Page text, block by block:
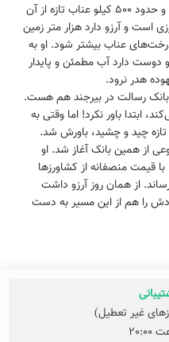
امسال دومین سال برداشت این باغ بود و حدود ۵۰۰ کیلو عناب تازه از آن
و آرزو دارد هزار متر زمین
عناب بیشتر شود. او به
دارد آب مطمئن و پایدار
هدر نرود.
بانک رسالت در بیرجند هم هست.
ابتدا باور نکرد! اما وقتی به
چید و چشید، باورش شد.
از همین بانک آغاز شد. او
قیمت منصفانه از کشاورزها
از همان روز آرزو داشت
را هم از این مسیر به دست
غیر تعطیل)